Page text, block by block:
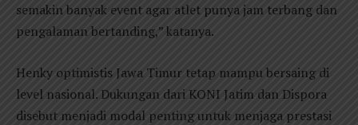
semakin banyak event agar atlet punya jam terbang dan
pengalaman bertanding,” katanya.
Henky optimistis Jawa Timur tetap mampu bersaing di
level nasional. Dukungan dari KONI Jatim dan Dispora
disebut menjadi modal penting untuk menjaga prestasi